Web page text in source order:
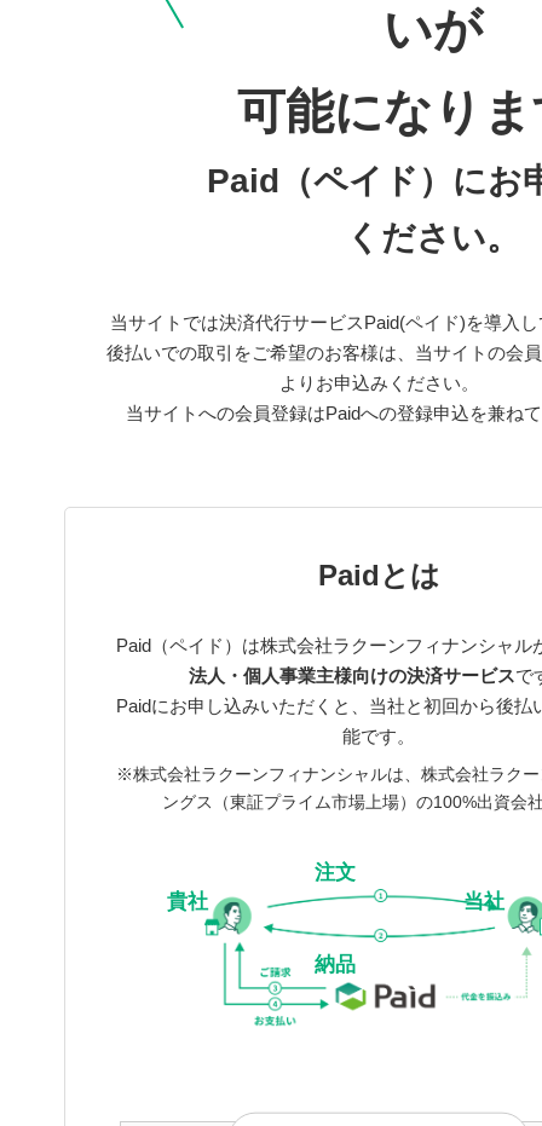
いが
可能になり
Paid（ペイド）にお
ください。
当サイトでは決済代行サービスPaid(ペイド)を導入
後払いでの取引をご希望のお客様は、当サイトの会
よりお申込みください。
当サイトへの会員登録はPaidへの登録申込を兼ね
Paidとは
Paid（ペイド）は株式会社ラクーンフィナンシャル
法人・個人事業主様向けの決済サービスで
Paidにお申し込みいただくと、当社と初回から後払
能です。
※株式会社ラクーンフィナンシャルは、株式会社ラク
ングス（東証プライム市場上場）の100%出資会
注文
納品
当社
貴社